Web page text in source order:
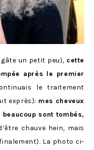
un petit peu), cette
après le premier
le traitement
exprès): mes cheveux
sont tombés,
chauve hein, mais
La photo ci-